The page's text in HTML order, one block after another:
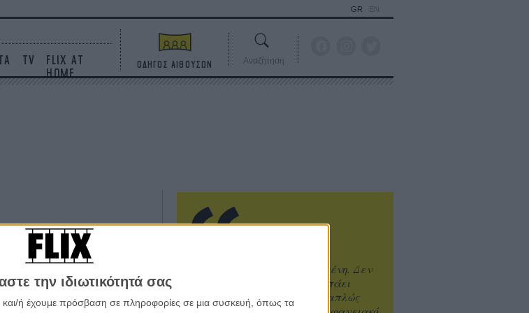
την ιδιωτικότητά σας
και/ή έχουμε πρόσβαση σε πληροφορίες σε μια συσκευή, όπως τα
TV
FLIX AT
HOME
GR EN
ΟΔΗΓΟΣ ΑΙΘΟΥΣΩΝ Αναζήτηση
Η επιτυχία είναι υπερτιμημένη. Δεν
σε κάνει καλύτερο, δεν σε πάει
πουθενά η επιτυχία. Είναι απλώς